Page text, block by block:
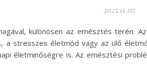
2025.11.07.
különösen az emésztés terén.
a stresszes életmód vagy az ülő
életminőségre is. Az emésztési